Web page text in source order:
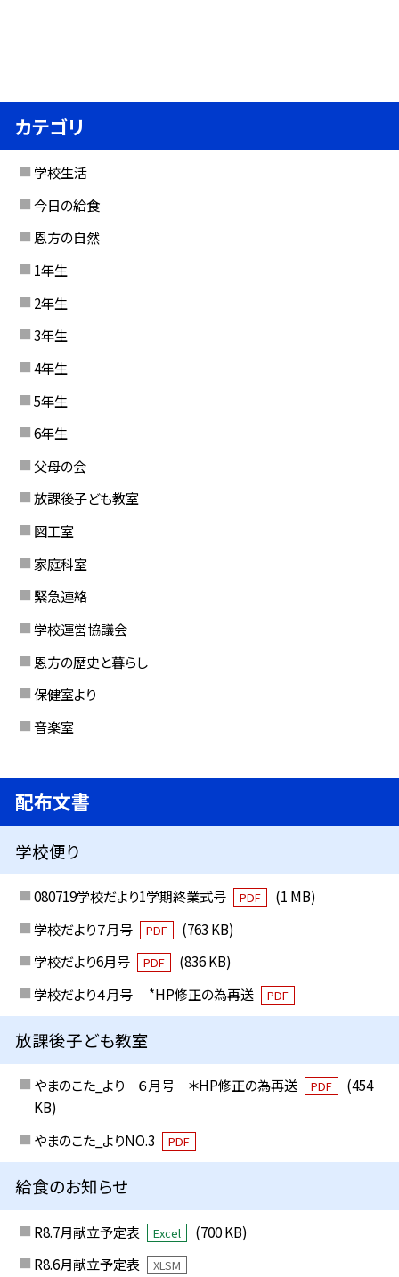
カテゴリ
学校生活
今日の給食
恩方の自然
1年生
2年生
3年生
4年生
5年生
6年生
父母の会
放課後子ども教室
図工室
家庭科室
緊急連絡
学校運営協議会
恩方の歴史と暮らし
保健室より
音楽室
配布文書
学校便り
080719学校だより1学期終業式号 PDF
(1 MB)
学校だより７月号
PDF
(763 KB)
学校だより6月号
PDF
(836 KB)
学校だより４月号 *HP修正の為再送
PDF
放課後子ども教室
やまのこた_より ６月号 ＊HP修正の為再送 PDF
(454
KB)
やまのこた_よりNO.3
PDF
給食のお知らせ
R8.7月献立予定表 Excel
(700 KB)
R8.6月献立予定表
XLSM